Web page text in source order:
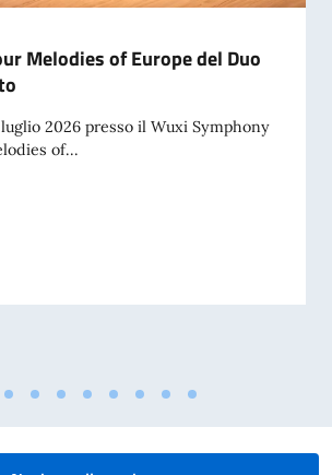
Melodies of Europe del Duo
2026 presso il Wuxi Symphony
of...
il tour Melodies of Europe del Duo Ciampa-Fiorito